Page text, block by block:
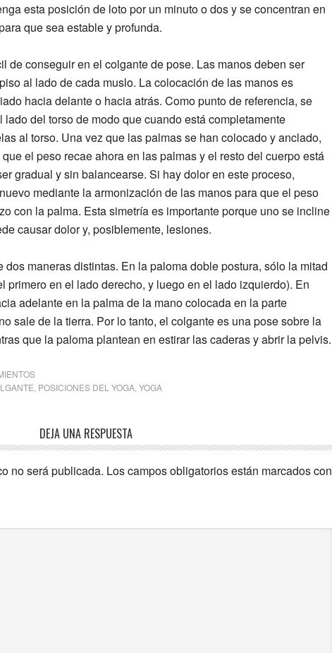
esta posición de loto por un minuto o dos y se concentran en
que sea estable y profunda.
de conseguir en el colgante de pose. Las manos deben ser
al lado de cada muslo. La colocación de las manos es
hacia delante o hacia atrás. Como punto de referencia, se
del torso de modo que cuando está completamente
al torso. Una vez que las palmas se han colocado y anclado,
el peso recae ahora en las palmas y el resto del cuerpo está
gradual y sin balancearse. Si hay dolor en este proceso,
mediante la armonización de las manos para que el peso
con la palma. Esta simetría es importante porque uno se incline
causar dolor y, posiblemente, lesiones.
maneras distintas. En la paloma doble postura, sólo la mitad
primero en el lado derecho, y luego en el lado izquierdo). En
adelante en la palma de la mano colocada en la parte
sale de la tierra. Por lo tanto, el colgante es una pose sobre la
que la paloma plantean en estirar las caderas y abrir la pelvis.
POSICIONES DEL YOGA YOGA
DEJA UNA RESPUESTA
no será publicada. Los campos obligatorios están marcados con